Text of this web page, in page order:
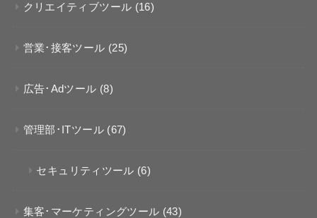
クリエイティブツール (16)
営業･接客ツール (25)
広告･Adツール (8)
管理部･ITツール (67)
セキュリティツール (6)
集客･マーケティングツール (43)